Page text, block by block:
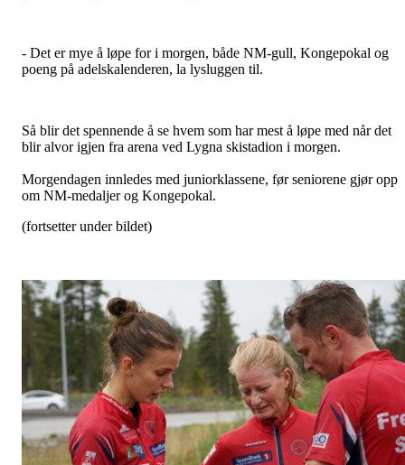
- Det er mye å løpe for i morgen, både NM-gull, Kongepokal og
poeng på adelskalenderen, la lysluggen til.
Så blir det spennende å se hvem som har mest å løpe med når det
blir alvor igjen fra arena ved Lygna skistadion i morgen.
Morgendagen innledes med juniorklassene, før seniorene gjør opp
om NM-medaljer og Kongepokal.
(fortsetter under bildet)